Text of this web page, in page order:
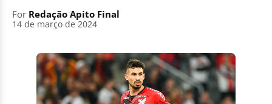
For Redação Apito Final
14 de março de 2024